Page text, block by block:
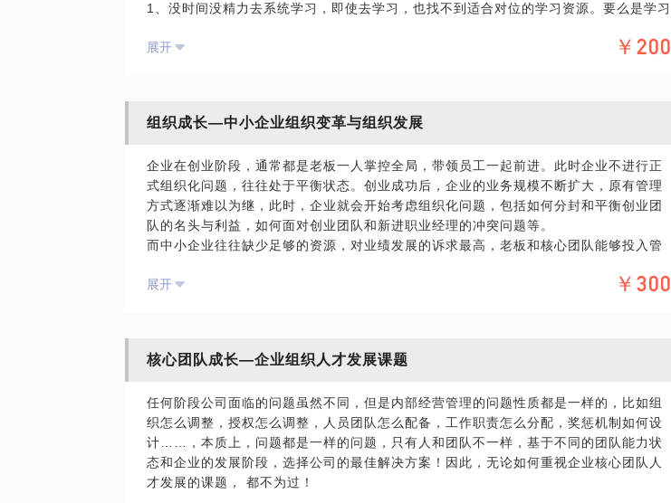
1、没时间没精力去系统学习，即使去学习，也找不到适合对位的学习资源。要么是学习
2、请外部顾问解决问题，成本太高。经验丰富、知名顾问费用成本高承担不了；沟通很
4、为什老么‬板最忙？​就是因为公司，没有‬标准，没‬有系统，老板本人充当了标‬准的角
员工：老板这事怎么做？他会说这‬个事你应该这‬么做，1、2、3，所以老板相当‬于万事
通，‬事事操心，救队火‬长，这叫就‬混乱，永远做不大‬，有些老板还很有‬成就感。
救火队长的特点是‬啥？老板最重要，他走‬了之后越乱越‬好，离开我玩不转，这种‬思维对
企业是最大‬的伤害。部‬门经理亦是如此，部门‬离开他半天都不行，‬就说明他的管理极度
混‬乱。
那企业‬应该建立一套‬什么样的标准和系‬统呢？
思考如何从自发性的、临时性的、坚持自由精神的企业，转变为规划、组织和纪律方面
必须从仅有非正式规划及人们出于本能反应做工作转变为有正式规划地工作；
从岗位工作和职责未明确定义转变为具有某种程度的职责定义，岗位角色之间具有排他
性；
从没有问责制或控制系统转变为有长期目标、具体短期目标、方法，以及对具体进展有
奖励和正式业绩评估系统；
展开 ￥200
组织成长—中小企业组织变革与组织发展
企业在创业阶段，通常都是老板一人掌控全局，带领员工一起前进。此时企业不进行正
式组织化问题，往往处于平衡状态。创业成功后，企业的业务规模不断扩大，原有管理
方式逐渐难以为继，此时，企业就会开始考虑组织化问题，包括如何分封和平衡创业团
队的名头与利益，如何面对创业团队和新进职业经理的冲突问题等。
而中小企业往往缺少足够的资源，对业绩发展的诉求最高，老板和核心团队能够投入管
要科学、实用、符合本企业特征，又要迅速见效，快速推动落实，实现业绩目标，还要
队思考，明确经营发展核心优势，统一发展思路方向，明确企业中短期目标，确认组织
中小企业组织变革与组织发展的课题，旨在解决如下问题：
快速成长的中小企业组织如何设计？
组织如何承载经营目标？
组织能力如何打造？
组织的延展性能否满足发展的需要？
展开 ￥300
核心团队成长—企业组织人才发展课题
任何阶段公司面临的问题虽然不同，但是内部经营管理的问题性质都是一样的，比如组
织怎么调整，授权怎么调整，人员团队怎么配备，工作职责怎么分配，奖惩机制如何设
计……，本质上，问题都是一样的问题，只有人和团队不一样，基于不同的团队能力状
态和企业的发展阶段，选择公司的最佳解决方案！因此，无论如何重视企业核心团队人
才发展的课题， 都不为过！